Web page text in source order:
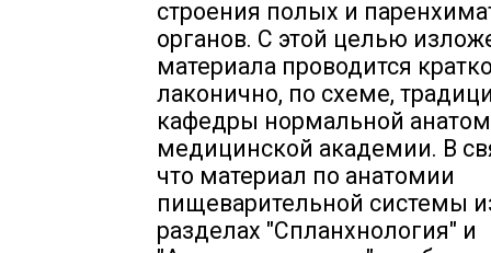
строения полых и
органов. С этой целью
материала проводится
лаконично, по схеме,
кафедры нормальной
медицинской академии. В
что материал по анатомии
пищеварительной системы
разделах "Спланхнология" и